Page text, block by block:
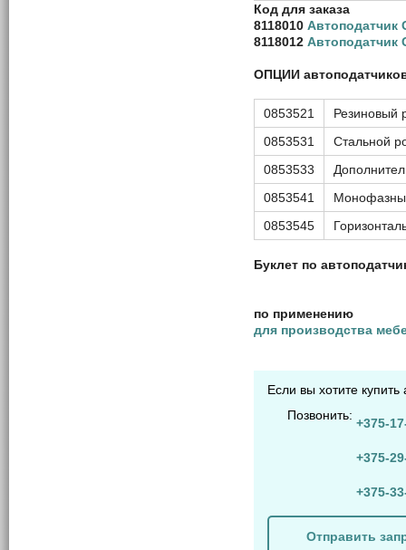
Код для заказа
8118010 Автоподатчик
8118012 Автоподатчик
ОПЦИИ
0853521
Резиновый
0853531
Стальной
0853533
0853541
0853545
Буклет по
по применению
для производства
Если вы хотите
Позвонить:
+375-
+375-
+375-
Отправить